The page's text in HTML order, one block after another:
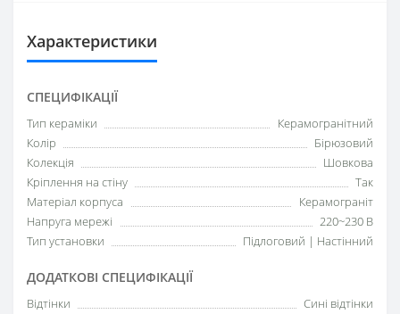
Характеристики
СПЕЦИФІКАЦІЇ
Тип кераміки
Керамогранітний
Колір
Бірюзовий
Колекція
Шовкова
Кріплення на стіну
Так
Матеріал корпуса
Керамограніт
Напруга мережі
220~230 В
Тип установки
Підлоговий | Настінний
ДОДАТКОВІ СПЕЦИФІКАЦІЇ
Відтінки
Сині відтінки